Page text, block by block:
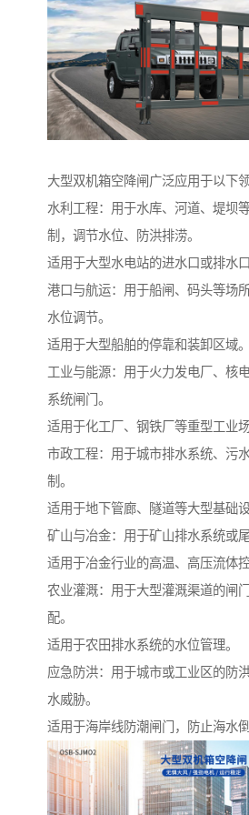
大型双机箱空降闸广泛应用于以下领
水利工程：用于水库、河道、堤坝
制，调节水位、防洪排涝。
适用于大型水电站的进水口或排水口
港口与航运：用于船闸、码头等场
水位调节。
适用于大型船舶的停靠和装卸区域。
工业与能源：用于火力发电厂、核
系统闸门。
适用于化工厂、钢铁厂等重型工业
市政工程：用于城市排水系统、污
制。
适用于地下管廊、隧道等大型基础
矿山与冶金：用于矿山排水系统或
适用于冶金行业的高温、高压流体控
农业灌溉：用于大型灌溉渠道的闸
配。
适用于农田排水系统的水位管理。
应急防洪：用于城市或工业区的防
水威胁。
适用于海岸线防潮闸门，防止海水倒